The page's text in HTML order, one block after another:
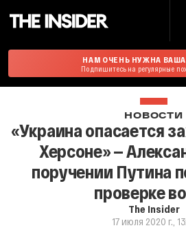
НАМ ОЧЕНЬ НУЖНА
Подпишитесь на регулярные
НОВОСТИ
«Украина опасается
Херсоне» —
поручении Путина
проверке
The Insider
17 июля 2020 г.,